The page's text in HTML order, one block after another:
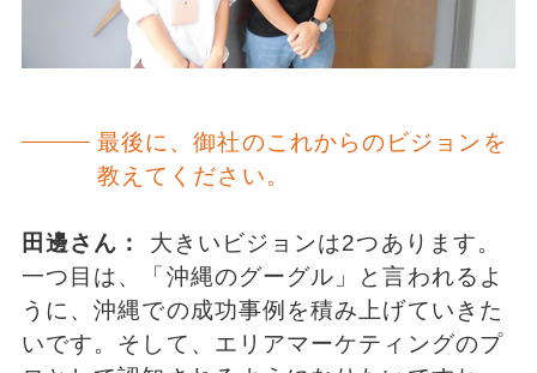
最後に、御社のこれからのビジョンを
教えてください。
田邊さん：
大きいビジョンは2つあります。
一つ目は、「沖縄のグーグル」と言われるよ
うに、沖縄での成功事例を積み上げていきた
いです。そして、エリアマーケティングのプ